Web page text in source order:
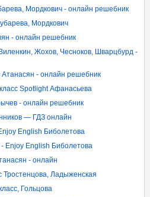
Мордкович - онлайн решебник
Мордкович
- онлайн решебник
Жохов, Чесноков, Шварцбурд -
Атанасян - онлайн решебник
Spotlight Афанасьева
- онлайн решебник
— ГДЗ онлайн
English Биболетова
- Enjoy English Биболетова
- онлайн
Тростенцова, Ладыженская
Гольцова